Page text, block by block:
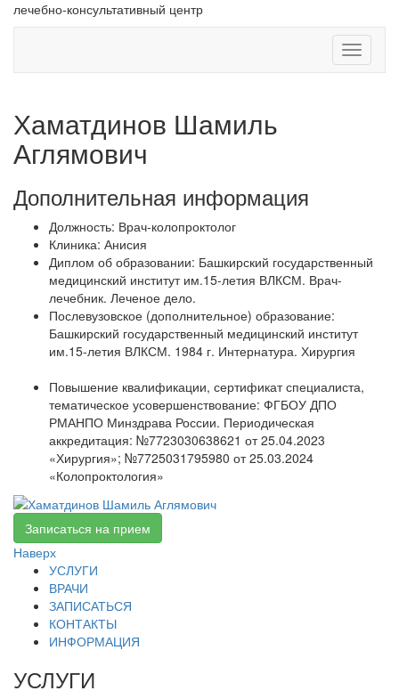
лечебно-консультативный центр
Хаматдинов Шамиль
Аглямович
Дополнительная информация
Должность: Врач-колопроктолог
Клиника: Анисия
Диплом об образовании: Башкирский государственный
медицинский институт им.15-летия ВЛКСМ. Врач-
лечебник. Леченое дело.
Послевузовское (дополнительное) образование:
Башкирский государственный медицинский институт
им.15-летия ВЛКСМ. 1984 г. Интернатура. Хирургия
Повышение квалификации, сертификат специалиста,
тематическое усовершенствование: ФГБОУ ДПО
РМАНПО Минздрава России. Периодическая
аккредитация: №7723030638621 от 25.04.2023
«Хирургия»; №7725031795980 от 25.03.2024
«Колопроктология»
Записаться на прием
Наверх
УСЛУГИ
ВРАЧИ
ЗАПИСАТЬСЯ
КОНТАКТЫ
ИНФОРМАЦИЯ
УСЛУГИ